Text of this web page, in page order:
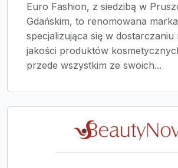
Euro Fashion, z siedzibą w
Gdańskim, to renomowana marka
specjalizująca się w dostarczaniu
jakości produktów
przede wszystkim ze swoich...